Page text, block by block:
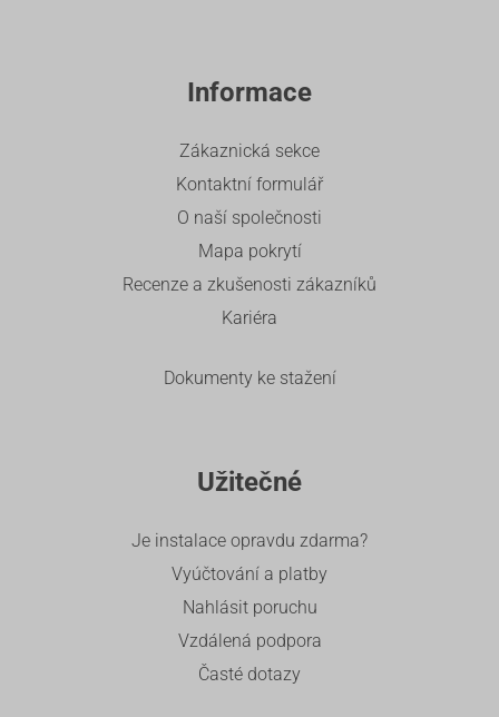
Informace
Zákaznická sekce
Kontaktní formulář
O naší společnosti
Mapa pokrytí
Recenze a zkušenosti zákazníků
Kariéra
Dokumenty ke stažení
Užitečné
Je instalace opravdu zdarma?
Vyúčtování a platby
Nahlásit poruchu
Vzdálená podpora
Časté dotazy